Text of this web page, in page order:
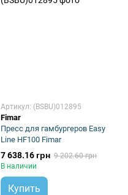
Артикул: (BSBU)012895
Fimar
Пресс для гамбургеров Easy
Line HF100 Fimar
7 638.16 грн 9 202.60 грн
В наличии
Купить